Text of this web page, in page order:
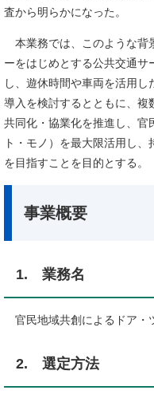
査から明らかになった。
本業務では、このような背
ーをはじめとする公共交通サ
し、遊休時間や車両を活用
導入を検討するとともに、複
共同化・協業化を推進し、官
ト・モノ）を最大限活用し
を目指すことを目的とする。​
事業概要
1. 業務名
官民地域共創によるドア・
2. 選定方法